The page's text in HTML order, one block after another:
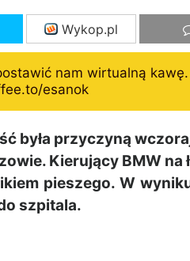
Wykop.pl
nam wirtualną kawę.
esanok
była przyczyną
Kierujący BMW na
pieszego. W
szpitala.